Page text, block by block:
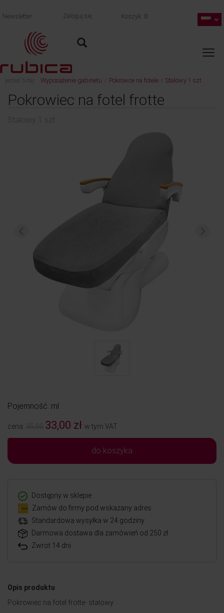
Newsletter Zaloguj się Koszyk 0
jesteś tutaj: Wyposażenie gabinetu Pokrowce na fotele Stalowy 1 szt.
Pokrowiec na fotel frotte
Stalowy 1 szt.
Pojemność: ml
cena: 35,00 33,00 zł w tym VAT
do koszyka
Dostępny w sklepie
Zamów do firmy pod wskazany adres
Standardowa wysyłka w 24 godziny
Darmowa dostawa dla zamówień od 250 zł
Zwrot 14 dni
Opis produktu
Pokrowiec na fotel frotte- stalowy